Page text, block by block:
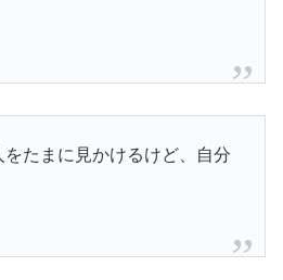
たまに見かけるけど、自分